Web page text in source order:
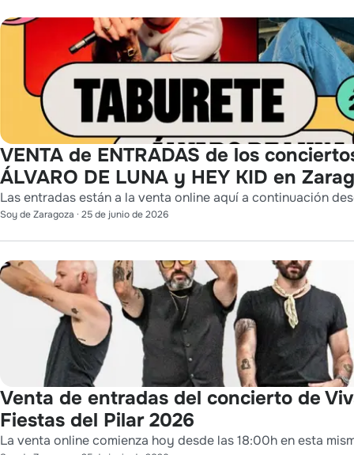
VENTA de ENTRADAS de los
ÁLVARO DE LUNA y HEY KID en
Las entradas están a la venta online aquí a continuación
Soy de Zaragoza · 25 de junio de 2026
Venta de entradas del concierto de
Fiestas del Pilar 2026
La venta online comienza hoy desde las 18:00h en esta